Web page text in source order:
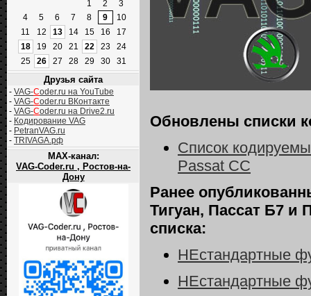
1
2
3
4
5 6 7 8 9
10
11
12 13 14 15 16
17
18
19 20 21 22 23
24
25
26 27 28 29 30 31
Друзья сайта
- VAG-Coder.ru на YouTube
- VAG-Coder.ru ВКонтакте
- VAG-Coder.ru на Drive2.ru
- Кодирование VAG
- PetranVAG.ru
- TRIVAGA.рф
MAX-канал:
VAG-Coder.ru , Ростов-на-
Дону
Обновлены списки
Список
Passat СС
Ранее
Тигуан, Пассат Б7 и
списка:
НЕстандартные
НЕстандартные